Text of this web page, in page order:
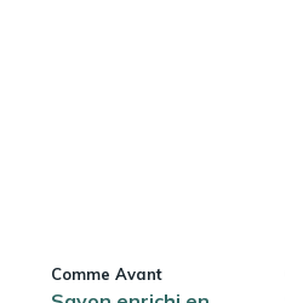
Comme Avant